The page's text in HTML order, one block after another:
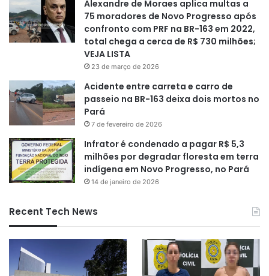
Alexandre de Moraes aplica multas a
75 moradores de Novo Progresso após
confronto com PRF na BR-163 em 2022,
total chega a cerca de R$ 730 milhões;
VEJA LISTA
23 de março de 2026
Acidente entre carreta e carro de
passeio na BR-163 deixa dois mortos no
Pará
7 de fevereiro de 2026
Infrator é condenado a pagar R$ 5,3
milhões por degradar floresta em terra
indígena em Novo Progresso, no Pará
14 de janeiro de 2026
Recent Tech News